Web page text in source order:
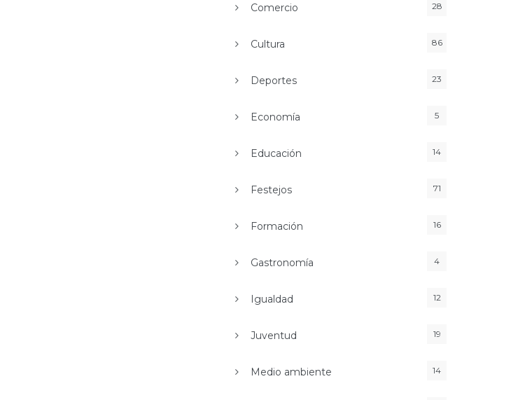
Comercio 28
Cultura 86
Deportes 23
Economía 5
Educación 14
Festejos 71
Formación 16
Gastronomía 4
Igualdad 12
Juventud 19
Medio ambiente 14